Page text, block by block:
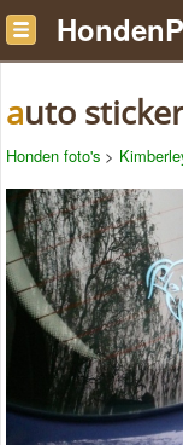
auto
Honden foto's >